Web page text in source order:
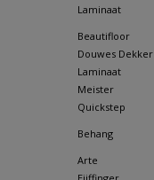
Laminaat
Beautifloor
Douwes Dekker
Laminaat
Meister
Quickstep
Behang
Arte